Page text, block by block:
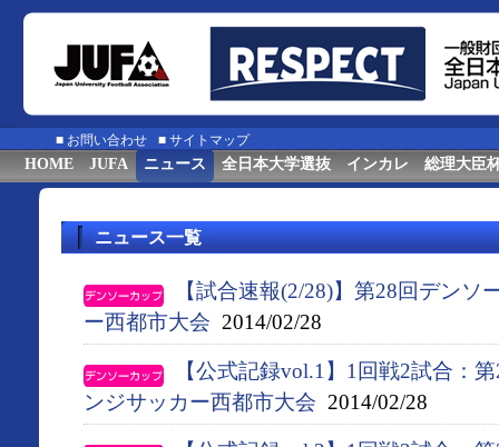
■ お問い合わせ ■ サイトマップ
HOME JUFA ニュース 全日本大学選抜 インカレ 総理大臣
ニュース一覧
【試合速報(2/28)】第28回デン
ー西都市大会 2014/02/28
【公式記録vol.1】1回戦2試合：
ンジサッカー西都市大会 2014/02/28